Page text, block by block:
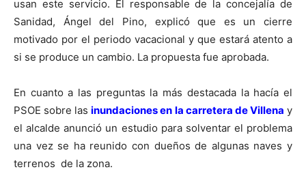
usan este servicio. El responsable de la concejalía de
Sanidad, Ángel del Pino, explicó que es un cierre
motivado por el periodo vacacional y que estará atento a
si se produce un cambio. La propuesta fue aprobada.
En cuanto a las preguntas la más destacada la hacía el
PSOE sobre lasinundaciones en la carretera de Villena y
el alcalde anunció un estudio para solventar el problema
una vez se ha reunido con dueños de algunas naves y
terrenos de la zona.